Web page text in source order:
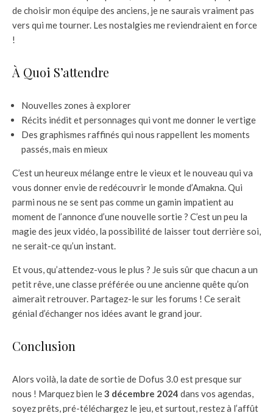
de choisir mon équipe des anciens, je ne saurais vraiment pas
vers qui me tourner. Les nostalgies me reviendraient en force
!
À Quoi S’attendre
Nouvelles zones à explorer
Récits inédit et personnages qui vont me donner le vertige
Des graphismes raffinés qui nous rappellent les moments
passés, mais en mieux
C’est un heureux mélange entre le vieux et le nouveau qui va
vous donner envie de redécouvrir le monde d’Amakna. Qui
parmi nous ne se sent pas comme un gamin impatient au
moment de l’annonce d’une nouvelle sortie ? C’est un peu la
magie des jeux vidéo, la possibilité de laisser tout derrière soi,
ne serait-ce qu’un instant.
Et vous, qu’attendez-vous le plus ? Je suis sûr que chacun a un
petit rêve, une classe préférée ou une ancienne quête qu’on
aimerait retrouver. Partagez-le sur les forums ! Ce serait
génial d’échanger nos idées avant le grand jour.
Conclusion
Alors voilà, la date de sortie de Dofus 3.0 est presque sur
nous ! Marquez bien le3 décembre 2024 dans vos agendas,
soyez prêts, pré-téléchargez le jeu, et surtout, restez à l’affût